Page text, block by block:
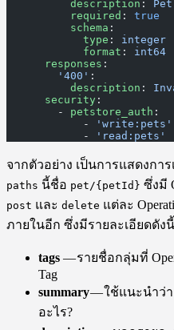
          description
:
          required
: true
          schema
:
            type
: integer
            format
: int64
      responses
:
        '400'
:
          description
:
      security
:
        -
petstore_auth :
            -
'write:pets'
            -
'read:pets'
จากตัวอย่าง เป็นการแสดงกา
paths นี้ชื่อ pet/{petId} ซึ่งมี
post และ delete แต่ละ
ภายในอีก ซึ่งมีรายละเอียดดังนี้
tags — รายชื่อกลุ่มที่
Tag
summary— ใช้แนะนำว่า
อะไร?